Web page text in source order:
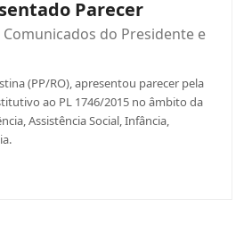
Parecer
Comunicados do Presidente e
(PP/RO), apresentou parecer pela
ao PL 1746/2015 no âmbito da
Assistência Social, Infância,